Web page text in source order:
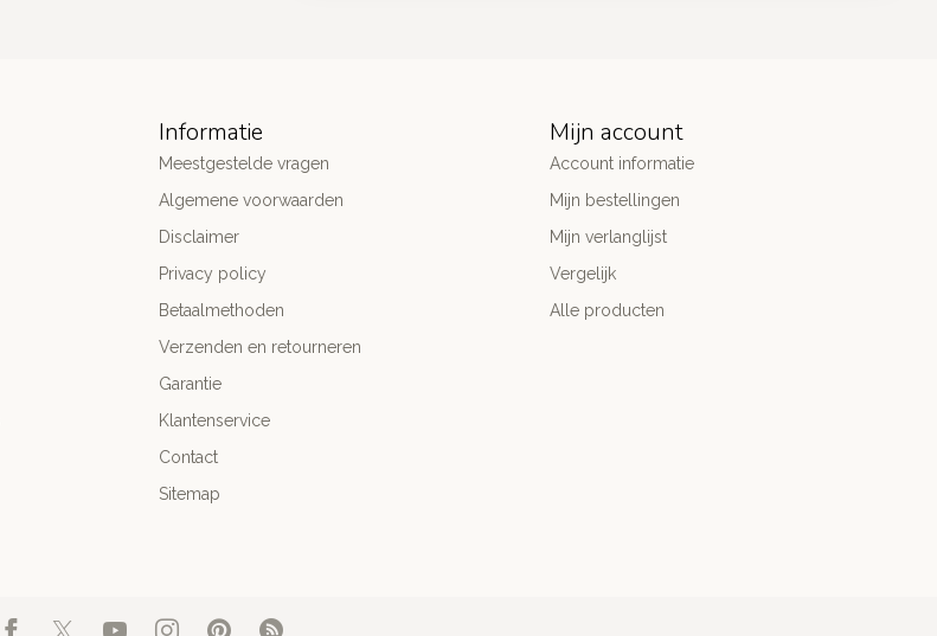
Informatie
Meestgestelde vragen
Algemene voorwaarden
Disclaimer
Privacy policy
Betaalmethoden
Verzenden en retourneren
Garantie
Klantenservice
Contact
Sitemap
Mijn account
Account informatie
Mijn bestellingen
Mijn verlanglijst
Vergelijk
Alle producten